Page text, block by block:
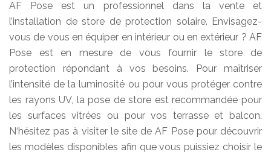
AF Pose est un professionnel dans la vente et
l’installation de store de protection solaire. Envisagez-
vous de vous en équiper en intérieur ou en extérieur ? AF
Pose est en mesure de vous fournir le store de
protection répondant à vos besoins. Pour maîtriser
l’intensité de la luminosité ou pour vous protéger contre
les rayons UV, la pose de store est recommandée pour
les surfaces vitrées ou pour vos terrasse et balcon.
N‘hésitez pas à visiter le site de AF Pose pour découvrir
les modèles disponibles afin que vous puissiez choisir le